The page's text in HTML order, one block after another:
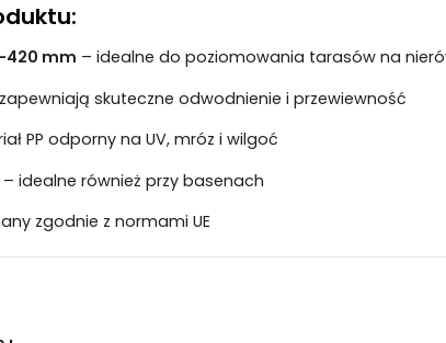
mm – idealne do poziomowania tarasów na
skuteczne odwodnienie i przewiewność
PP odporny na UV, mróz i wilgoć
– idealne również przy basenach
zgodnie z normami UE